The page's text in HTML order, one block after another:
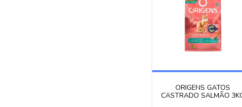
ORIGENS GATOS
CASTRADO SALMÃO